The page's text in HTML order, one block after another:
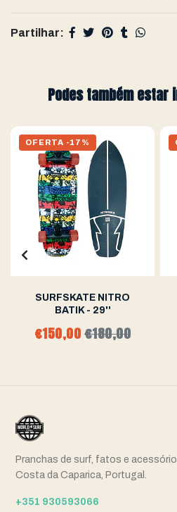
Partilhar:
Podes também estar
OFERTA -17%
SURFSKATE NITRO
BATIK - 29''
€150,00€180,00
Pranchas de surf, fatos e
Costa da Caparica, Portugal.
+351 930593066